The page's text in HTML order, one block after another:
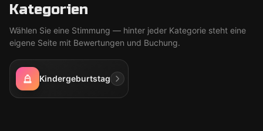
Kategorien
Wählen Sie eine Stimmung — hinter jeder Kategorie steht eine
eigene Seite mit Bewertungen und Buchung.
Kindergeburtstag